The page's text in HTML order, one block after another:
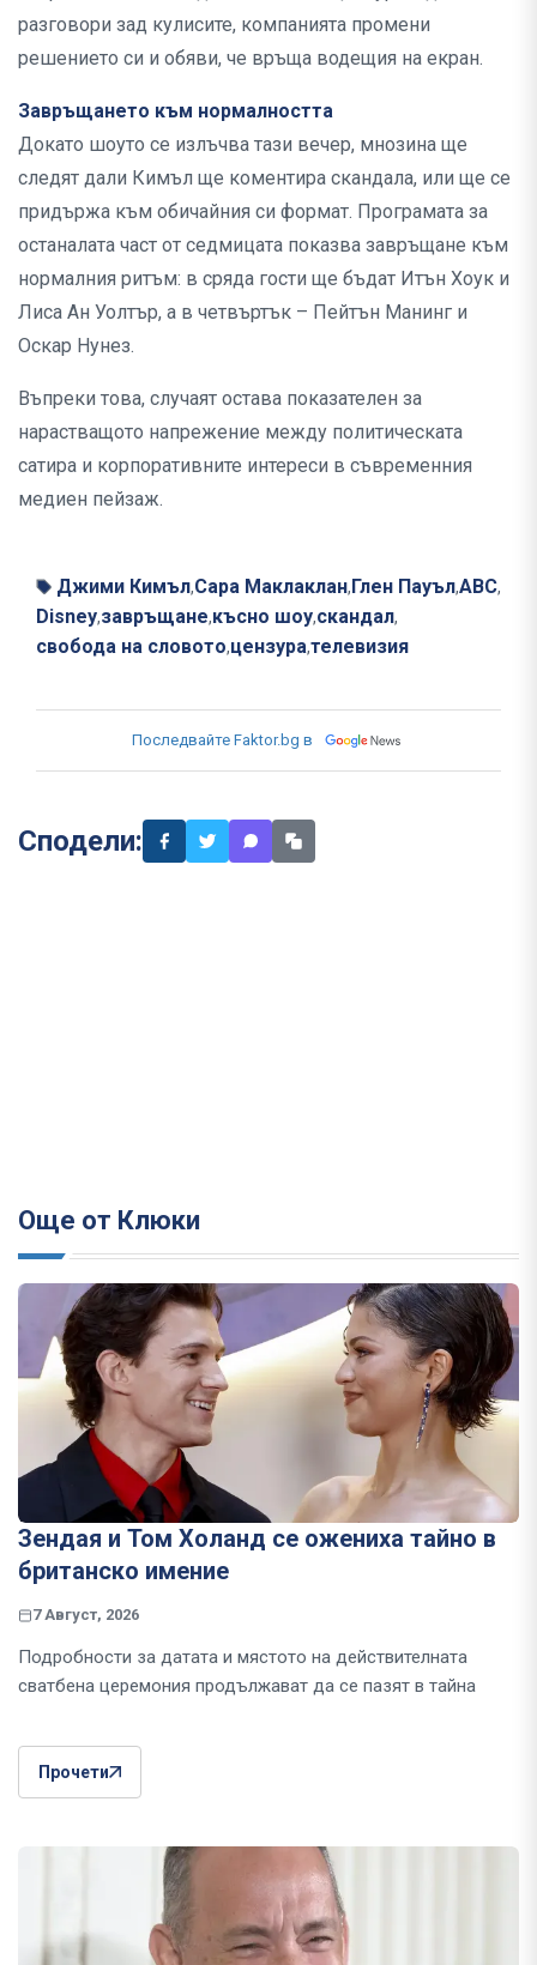
разговори зад кулисите, компанията промени
решението си и обяви, че връща водещия на екран.
Завръщането към нормалността
Докато шоуто се излъчва тази вечер, мнозина ще
следят дали Кимъл ще коментира скандала, или ще се
придържа към обичайния си формат. Програмата за
останалата част от седмицата показва завръщане към
нормалния ритъм: в сряда гости ще бъдат Итън Хоук и
Лиса Ан Уолтър, а в четвъртък – Пейтън Манинг и
Оскар Нунез.
Въпреки това, случаят остава показателен за
нарастващото напрежение между политическата
сатира и корпоративните интереси в съвременния
медиен пейзаж.
Джими Кимъл,Сара Маклаклан, Глен Пауъл,ABC,
Disney,завръщане,късно шоу,скандал,
свобода на словото,цензура,телевизия
Последвайте Faktor.bg в
Сподели:
Още от Клюки
Зендая и Том Холанд се ожениха тайно в
британско имение
7 Август, 2026
Подробности за датата и мястото на действителната
сватбена церемония продължават да се пазят в тайна
Прочети